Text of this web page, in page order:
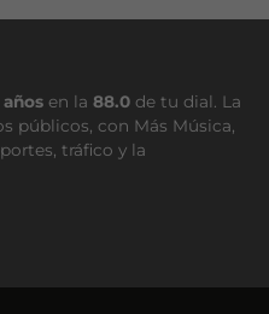
en la 88.0 de tu dial. La
públicos, con Más Música,
tráfico y la